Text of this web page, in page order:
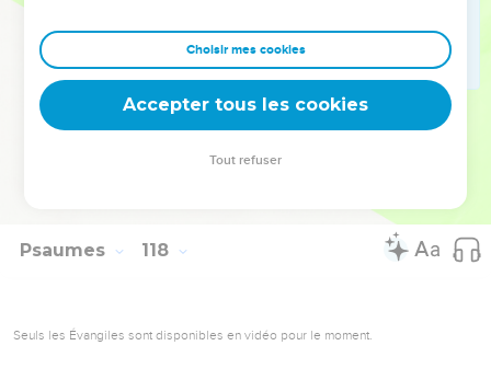
tous les peuples !
Car sa bienveillance pour nous est efficace, Et la vérité de
l’Éternel (dure) à toujours. Louez l’Éternel !
© Société biblique française – Bibli’O, 1978, avec autorisation. Pour vous procurer
Psaumes 118
Seuls les Évangiles sont disponibles en vidéo pour le moment.
Choisir mes cookies
Accepter tous les cookies
Tout refuser